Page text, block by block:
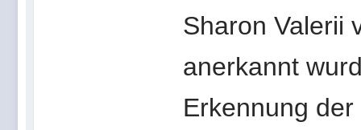
Sharon Valerii
anerkannt
Erkennung